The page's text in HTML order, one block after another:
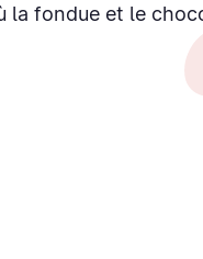
la fondue et le